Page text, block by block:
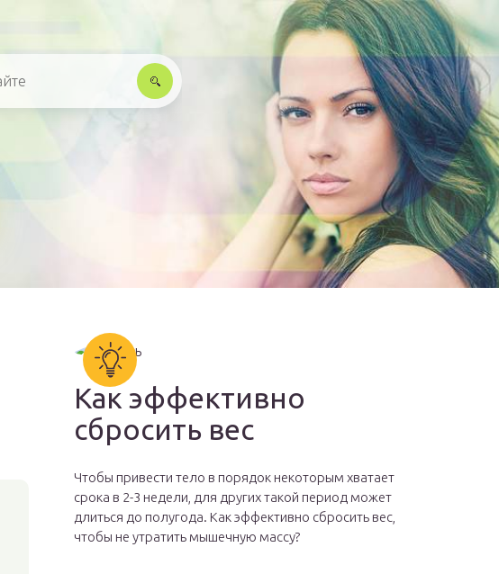
Как эффективно
сбросить вес
Чтобы привести тело в порядок некоторым хватает
срока в 2-3 недели, для других такой период может
длиться до полугода. Как эффективно сбросить вес,
чтобы не утратить мышечную массу?